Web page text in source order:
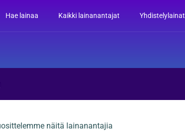
Hae lainaa Kaikki lainanantajat Yhdistelylainat
näitä lainanantajia